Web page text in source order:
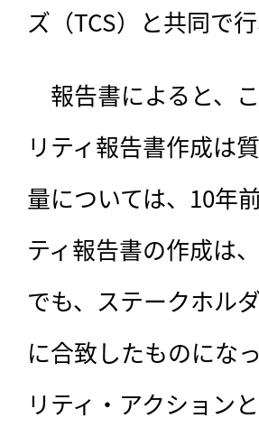
ズ（TCS）と共同で行
報告書によると、
リティ報告書作成は
量については、10年
ティ報告書の作成は
でも、ステークホル
に合致したものにな
リティ・アクション